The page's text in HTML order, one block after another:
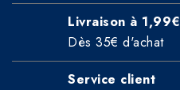
Livraison à 1,99€
Dès 35€ d'achat
Service client